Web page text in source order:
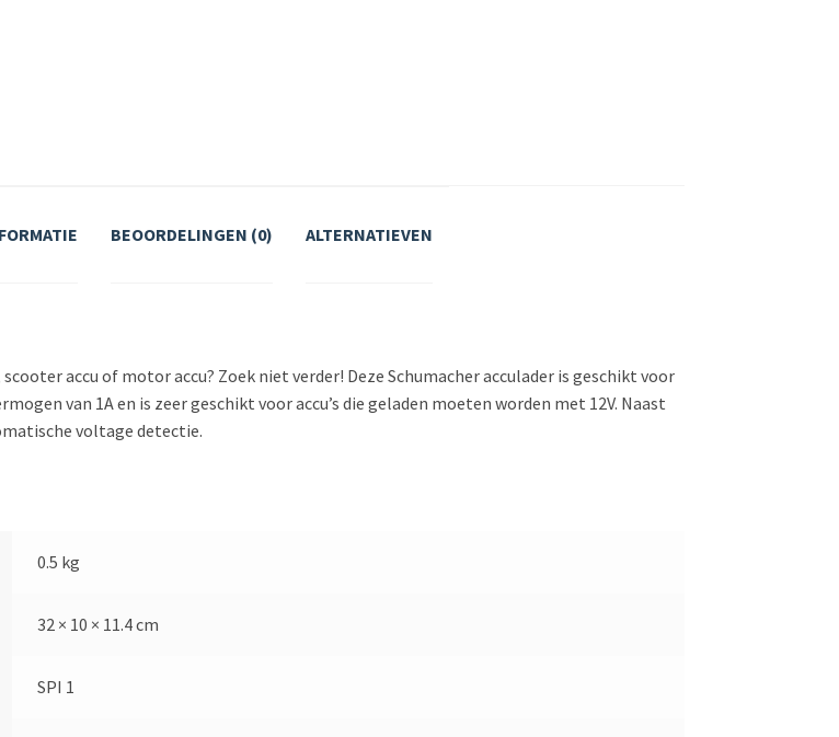
BEOORDELINGEN (0) ALTERNATIEVEN
accu of motor accu? Zoek niet verder! Deze Schumacher acculader is geschikt voor
van 1A en is zeer geschikt voor accu’s die geladen moeten worden met 12V. Naast
voltage detectie.
0.5 kg
32 × 10 × 11.4 cm
SPI 1